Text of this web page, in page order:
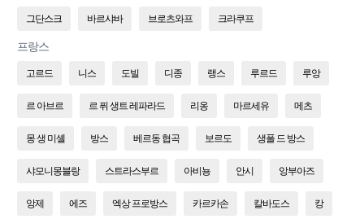
그단스크 바르샤바 브로츠와프 크라쿠프
프랑스
고르드 니스 도빌 디종 랭스 루르드 루앙
르 아브르 르 퓌 생트 레파라드 리옹 마르세유 메츠
몽 생 미셸 방스 베르동 협곡 보르도 생폴 드 방스
샤모니몽블랑 스트라스부르 아비뇽 안시 앙부아즈
앙제 에즈 엑상 프로방스 카르카손 칼바도스 캉